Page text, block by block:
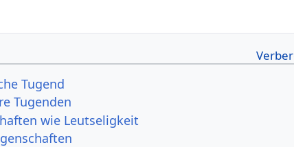
Tugend
Tugenden
wie Leutseligkeit